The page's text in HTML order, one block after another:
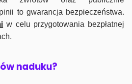
to gwarancja bezpieczeństwa.
w celu przygotowania bezpłatnej
naduku?